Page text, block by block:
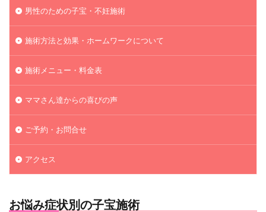
男性のための子宝・不妊施術
施術方法と効果・ホームワークについて
施術メニュー・料金表
ママさん達からの喜びの声
ご予約・お問合せ
アクセス
お悩み症状別の子宝施術